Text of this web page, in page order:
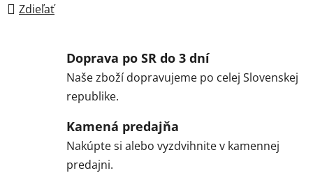
Zdieľať
Doprava po SR do 3 dní
Naše zboží dopravujeme po celej Slovenskej
republike.
Kamená predajňa
Nakúpte si alebo vyzdvihnite v kamennej
predajni.